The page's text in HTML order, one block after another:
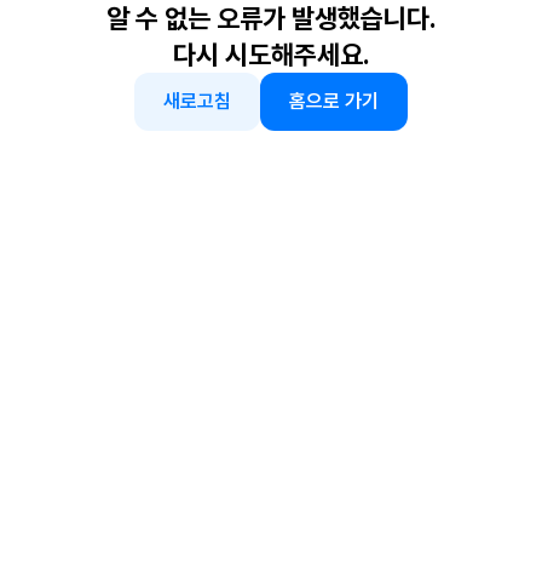
알 수 없는 오류가 발생했습니다.
다시 시도해주세요.
새로고침 홈으로 가기